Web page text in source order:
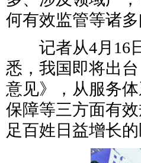
何有效监管等诸多
记者从4月16日
悉，我国即将出
意见》，从服务
保障等三方面有
足百姓日益增长